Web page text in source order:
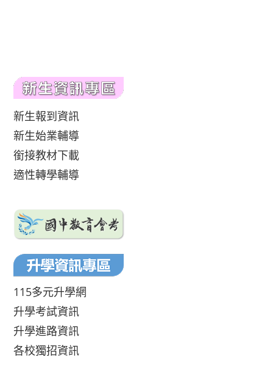
新生報到資訊
新生始業輔導
銜接教材下載
適性轉學輔導
115多元升學網
升學考試資訊
升學進路資訊
各校獨招資訊